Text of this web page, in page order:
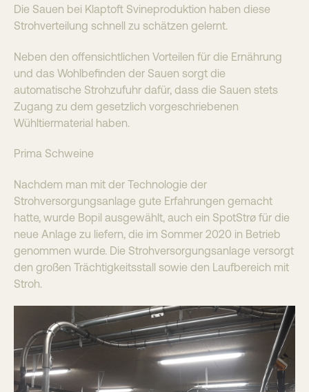
Die Sauen bei Klaptoft Svineproduktion haben diese
Strohverteilung schnell zu schätzen gelernt.
Neben den offensichtlichen Vorteilen für die Ernährung
und das Wohlbefinden der Sauen sorgt die
automatische Strohzufuhr dafür, dass die Sauen stets
Zugang zu dem gesetzlich vorgeschriebenen
Wühltiermaterial haben.
Prima Schweine
Nachdem man mit der Technologie der
Strohversorgungsanlage gute Erfahrungen gemacht
hatte, wurde Bopil ausgewählt, auch ein SpotStrø für die
neue Anlage zu liefern, die im Sommer 2020 in Betrieb
genommen wurde. Die Strohversorgungsanlage versorgt
den großen Trächtigkeitsstall sowie den Laufbereich mit
Stroh.